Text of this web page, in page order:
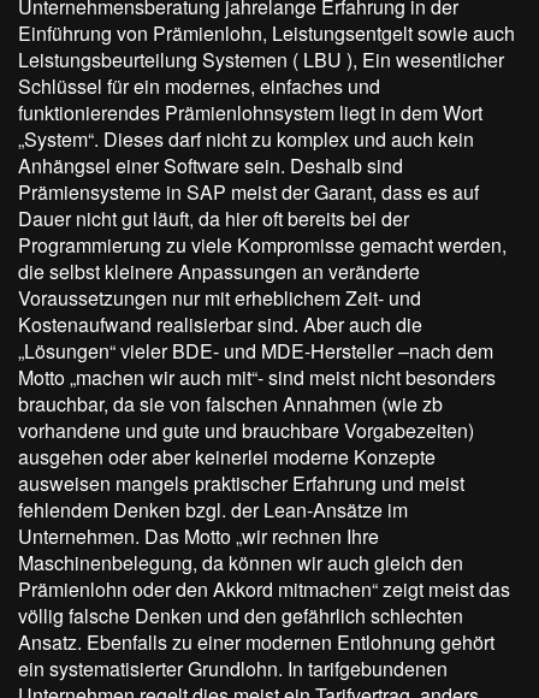
Unternehmensberatung jahrelange Erfahrung in der
Einführung von Prämienlohn, Leistungsentgelt sowie auch
Leistungsbeurteilung Systemen ( LBU ), Ein wesentlicher
Schlüssel für ein modernes, einfaches und
funktionierendes Prämienlohnsystem liegt in dem Wort
„System“. Dieses darf nicht zu komplex und auch kein
Anhängsel einer Software sein. Deshalb sind
Prämiensysteme in SAP meist der Garant, dass es auf
Dauer nicht gut läuft, da hier oft bereits bei der
Programmierung zu viele Kompromisse gemacht werden,
die selbst kleinere Anpassungen an veränderte
Voraussetzungen nur mit erheblichem Zeit- und
Kostenaufwand realisierbar sind. Aber auch die
„Lösungen“ vieler BDE- und MDE-Hersteller –nach dem
Motto „machen wir auch mit“- sind meist nicht besonders
brauchbar, da sie von falschen Annahmen (wie zb
vorhandene und gute und brauchbare Vorgabezeiten)
ausgehen oder aber keinerlei moderne Konzepte
ausweisen mangels praktischer Erfahrung und meist
fehlendem Denken bzgl. der Lean-Ansätze im
Unternehmen. Das Motto „wir rechnen Ihre
Maschinenbelegung, da können wir auch gleich den
Prämienlohn oder den Akkord mitmachen“ zeigt meist das
völlig falsche Denken und den gefährlich schlechten
Ansatz. Ebenfalls zu einer modernen Entlohnung gehört
ein systematisierter Grundlohn. In tarifgebundenen